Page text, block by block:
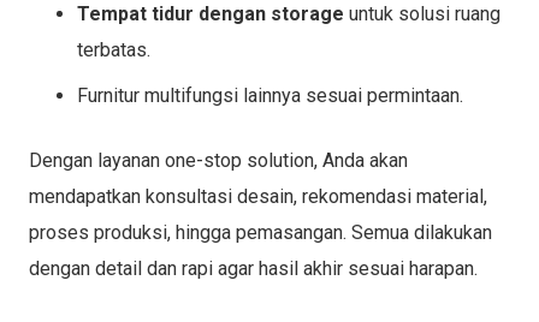
Tempat tidur dengan storage untuk solusi ruang
terbatas.
Furnitur multifungsi lainnya sesuai permintaan.
Dengan layanan one-stop solution, Anda akan
mendapatkan konsultasi desain, rekomendasi material,
proses produksi, hingga pemasangan. Semua dilakukan
dengan detail dan rapi agar hasil akhir sesuai harapan.